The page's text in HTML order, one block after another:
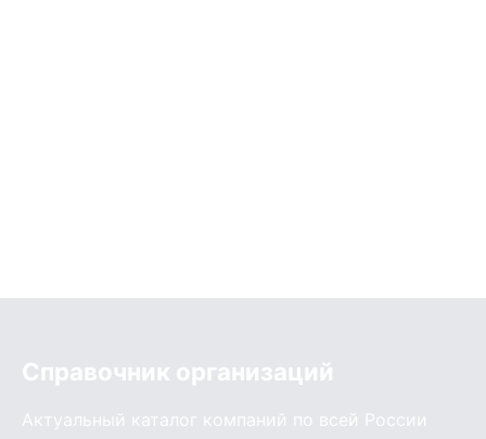
Справочник организаций
Актуальный каталог компаний по всей России